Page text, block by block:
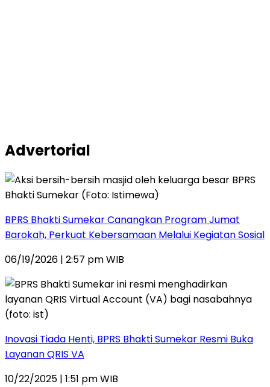
Advertorial
BPRS Bhakti Sumekar Canangkan Program Jumat
Barokah, Perkuat Kebersamaan Melalui Kegiatan Sosial
06/19/2026 | 2:57 pm WIB
Inovasi Tiada Henti, BPRS Bhakti Sumekar Resmi Buka
Layanan QRIS VA
10/22/2025 | 1:51 pm WIB